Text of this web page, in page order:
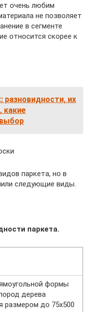
очень любим
не позволяет
в сегменте
относится скорее к
разновидности, их
какие
паркета, но в
следующие виды.
паркета.
формы
дерева
размером до 75х500